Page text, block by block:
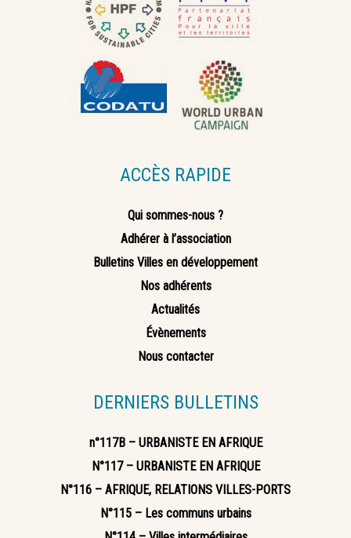
ACCÈS RAPIDE
Qui sommes-nous ?
Adhérer à l’association
Bulletins Villes en développement
Nos adhérents
Actualités
Évènements
Nous contacter
DERNIERS BULLETINS
n°117B – URBANISTE EN AFRIQUE
N°117 – URBANISTE EN AFRIQUE
N°116 – AFRIQUE, RELATIONS VILLES-PORTS
N°115 – Les communs urbains